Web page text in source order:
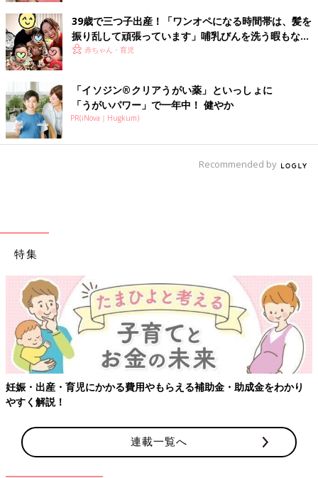
39歳で三つ子出産！「ワンオペになる時間帯は、髪を
振り乱して頑張っています」哺乳びんを洗う暇もない
怒涛の育児とは！？【桑子英里アナ・インタビュー】
赤ちゃん・育児
「イソジン®クリアうがい薬」といっしょに
「うがいパワー」で一年中！ 健やか
PR(iNova｜Hugkum)
Recommended by
特集
妊娠・出産・育児にかかる費用やもらえる補助金・助成金をわかり
やすく解説！
連載一覧へ